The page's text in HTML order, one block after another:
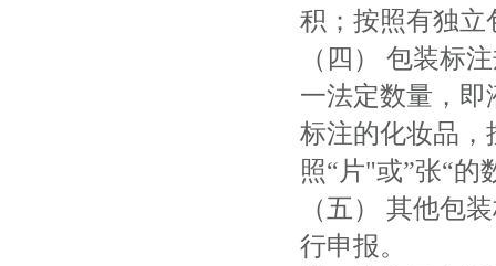
积；按照有独立
（四） 包装标
一法定数量，
标注的化妆品，
照“片"或”张“的
（五） 其他包
行申报。